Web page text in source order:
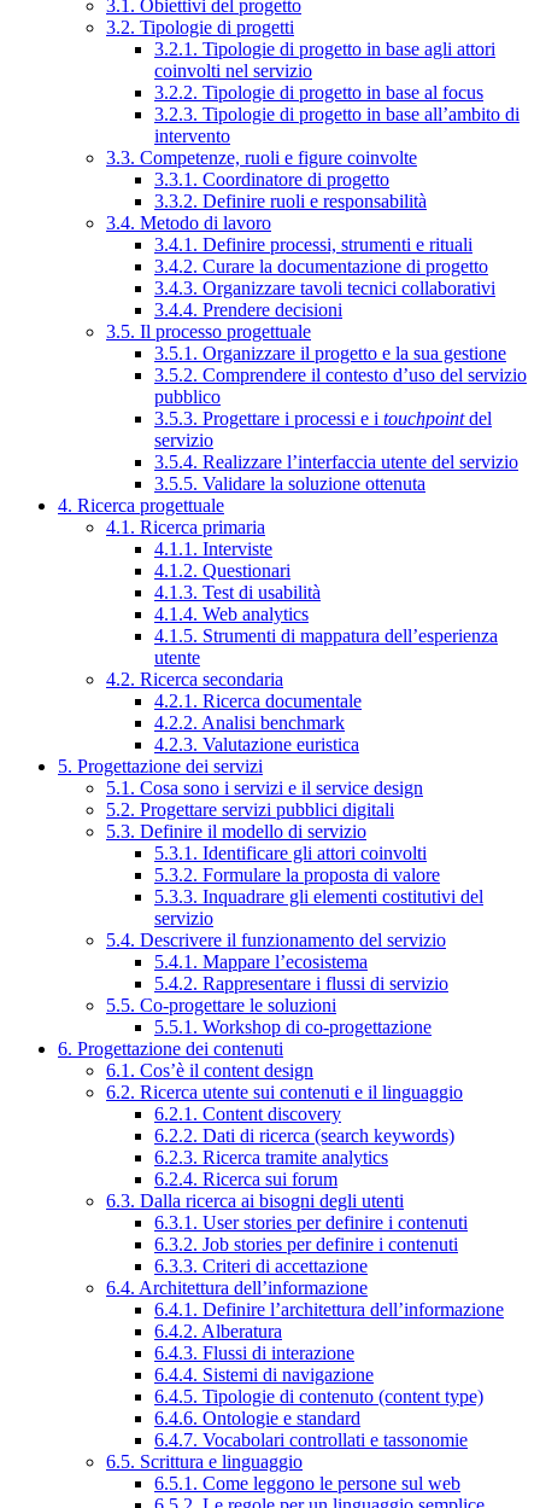
3.1. Obiettivi del progetto
3.2. Tipologie di progetti
3.2.1. Tipologie di progetto in base agli attori
coinvolti nel servizio
3.2.2. Tipologie di progetto in base al focus
3.2.3. Tipologie di progetto in base all’ambito di
intervento
3.3. Competenze, ruoli e figure coinvolte
3.3.1. Coordinatore di progetto
3.3.2. Definire ruoli e responsabilità
3.4. Metodo di lavoro
3.4.1. Definire processi, strumenti e rituali
3.4.2. Curare la documentazione di progetto
3.4.3. Organizzare tavoli tecnici collaborativi
3.4.4. Prendere decisioni
3.5. Il processo progettuale
3.5.1. Organizzare il progetto e la sua gestione
3.5.2. Comprendere il contesto d’uso del servizio
pubblico
3.5.3. Progettare i processi e i touchpointdel
servizio
3.5.4. Realizzare l’interfaccia utente del servizio
3.5.5. Validare la soluzione ottenuta
4. Ricerca progettuale
4.1. Ricerca primaria
4.1.1. Interviste
4.1.2. Questionari
4.1.3. Test di usabilità
4.1.4. Web analytics
4.1.5. Strumenti di mappatura dell’esperienza
utente
4.2. Ricerca secondaria
4.2.1. Ricerca documentale
4.2.2. Analisi benchmark
4.2.3. Valutazione euristica
5. Progettazione dei servizi
5.1. Cosa sono i servizi e il service design
5.2. Progettare servizi pubblici digitali
5.3. Definire il modello di servizio
5.3.1. Identificare gli attori coinvolti
5.3.2. Formulare la proposta di valore
5.3.3. Inquadrare gli elementi costitutivi del
servizio
5.4. Descrivere il funzionamento del servizio
5.4.1. Mappare l’ecosistema
5.4.2. Rappresentare i flussi di servizio
5.5. Co-progettare le soluzioni
5.5.1. Workshop di co-progettazione
6. Progettazione dei contenuti
6.1. Cos’è il content design
6.2. Ricerca utente sui contenuti e il linguaggio
6.2.1. Content discovery
6.2.2. Dati di ricerca (search keywords)
6.2.3. Ricerca tramite analytics
6.2.4. Ricerca sui forum
6.3. Dalla ricerca ai bisogni degli utenti
6.3.1. User stories per definire i contenuti
6.3.2. Job stories per definire i contenuti
6.3.3. Criteri di accettazione
6.4. Architettura dell’informazione
6.4.1. Definire l’architettura dell’informazione
6.4.2. Alberatura
6.4.3. Flussi di interazione
6.4.4. Sistemi di navigazione
6.4.5. Tipologie di contenuto (content type)
6.4.6. Ontologie e standard
6.4.7. Vocabolari controllati e tassonomie
6.5. Scrittura e linguaggio
6.5.1. Come leggono le persone sul web